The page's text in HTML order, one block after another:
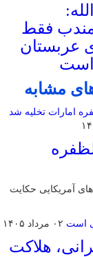
فقط
عربستان
است
مشابه
هواپیماهای آمریکایی حکایت
۰۲ مرداد ۱۴۰۵
هلاکت